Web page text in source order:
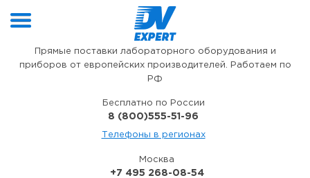
Прямые поставки лабораторного оборудования и
приборов от европейских производителей. Работаем по
РФ
Бесплатно по России
8 (800)555-51-96
Телефоны в регионах
Москва
+7 495 268-08-54